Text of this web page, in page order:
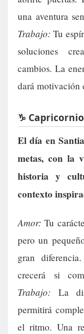
una aventura
Trabajo: Tu
soluciones
cambios. La
dará motivación
♑
El día en
metas, con la
historia y
contexto
Amor: Tu
pero un
gran
crecerá si
Trabajo: La
permitirá
el ritmo. Una